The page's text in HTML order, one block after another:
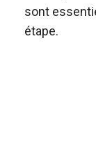
sont
étape.